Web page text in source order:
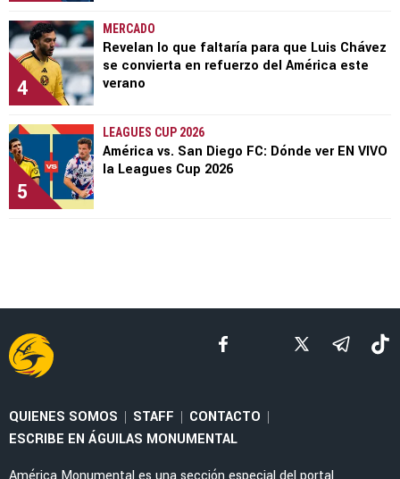
4
MERCADO
Revelan lo que faltaría para que Luis Chávez
se convierta en refuerzo del América este
verano
5
LEAGUES CUP 2026
América vs. San Diego FC: Dónde ver EN VIVO
la Leagues Cup 2026
QUIENES SOMOS | STAFF | CONTACTO |
ESCRIBE EN ÁGUILAS MONUMENTAL